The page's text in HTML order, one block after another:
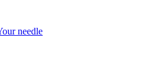
needle